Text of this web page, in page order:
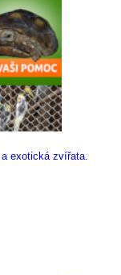
a exotická zvířata.